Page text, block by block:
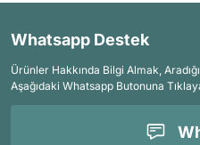
Whatsapp Destek
Ürünler Hakkında Bilgi Almak,
Aşağıdaki Whatsapp Butonuna